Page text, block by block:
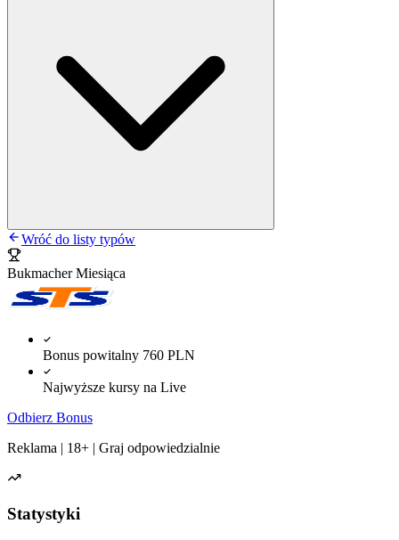
Wróć do listy typów
Bukmacher Miesiąca
Bonus powitalny 760 PLN
Najwyższe kursy na Live
Odbierz Bonus
Reklama | 18+ | Graj odpowiedzialnie
Statystyki